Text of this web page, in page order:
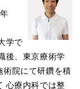
学で
後、東京療術学
術院にて研鑽を積
心療内科では整